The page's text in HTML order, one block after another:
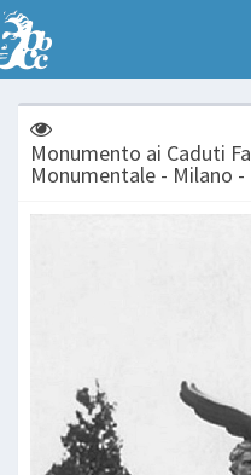
Monumento ai Caduti
Monumentale - Milano -